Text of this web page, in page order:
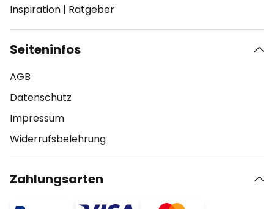
Inspiration | Ratgeber
Seiteninfos
AGB
Datenschutz
Impressum
Widerrufsbelehrung
Zahlungsarten